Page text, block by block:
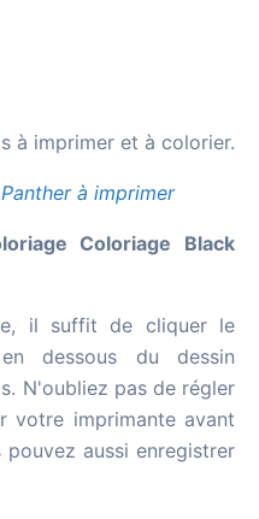
à imprimer et à colorier.
à imprimer
Coloriage Black
il suffit de cliquer le
dessous du dessin
N'oubliez pas de régler
votre imprimante avant
aussi enregistrer